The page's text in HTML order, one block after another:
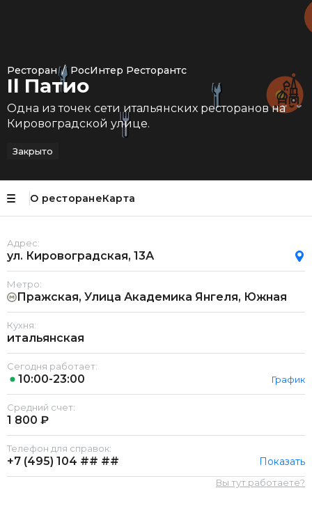
Ресторан / РосИнтер Ресторантс
Il Патио
Одна из точек сети итальянских ресторанов на
Кировоградской улице.
Закрыто
О ресторанеКарта
Адрес:
ул. Кировоградская, 13А
Метро:
Пражская, Улица Академика Янгеля, Южная
Кухня:
итальянская
Сегодня работает:
10:00-23:00 График
Средний счет:
1 800 ₽
Телефон для справок:
+7 (495) 104 ## ## Показать
Вы тут работаете?